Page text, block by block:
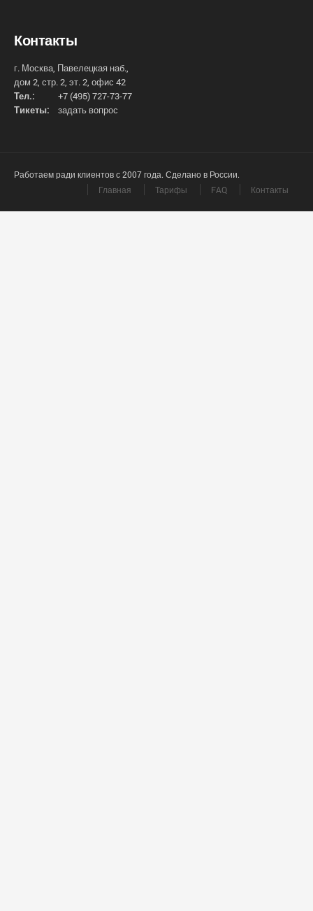
Контакты
г. Москва, Павелецкая наб.,
дом 2, стр. 2, эт. 2, офис 42
Тел.:
+7 (495) 727-73-77
Тикеты:
задать вопрос
Работаем ради клиентов с 2007 года. Сделано в России.
Главная
Тарифы FAQ Контакты